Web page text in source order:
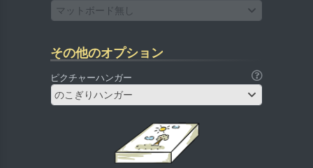
マットボード無し
その他のオプション
ピクチャーハンガー
のこぎりハンガー